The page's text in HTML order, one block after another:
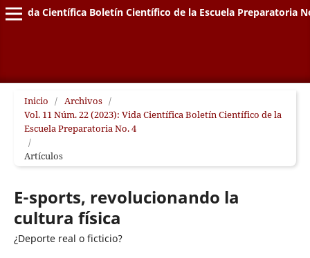
Vida Científica Boletín Científico de la Escuela Preparatoria
Inicio / Archivos /
Vol. 11 Núm. 22 (2023): Vida Científica Boletín Científico de la
Escuela Preparatoria No. 4
/
Artículos
E-sports, revolucionando la
cultura física
¿Deporte real o ficticio?